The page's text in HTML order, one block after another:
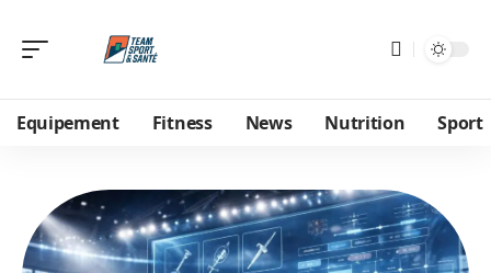
Equipement Fitness News Nutrition Sport